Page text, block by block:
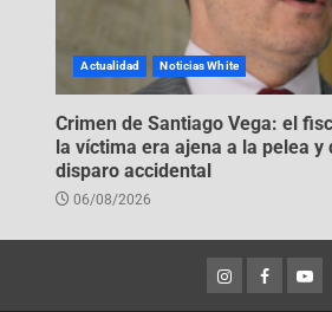
Actualidad Noticias White
Crimen de Santiago Vega: el
la víctima era ajena a la pelea y
disparo accidental
06/08/2026